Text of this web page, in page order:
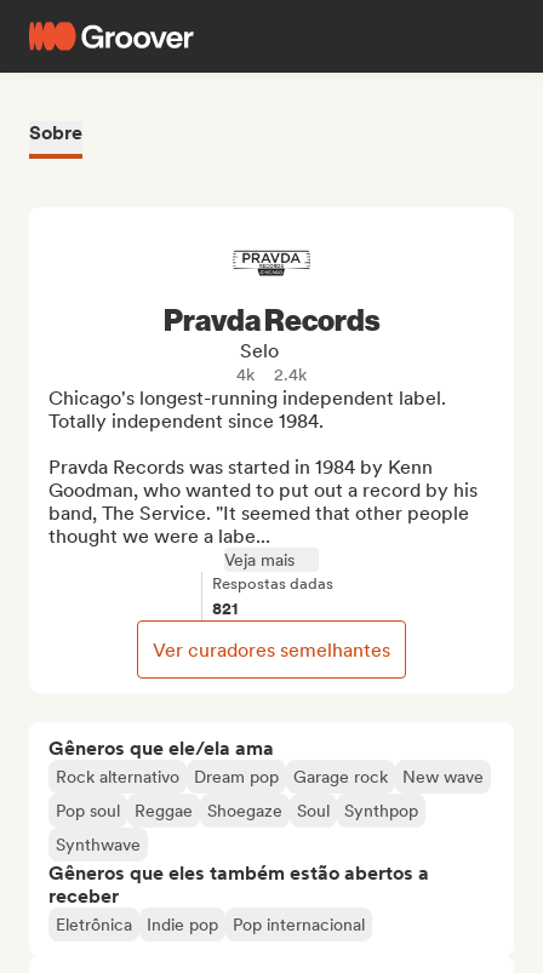
Sobre
Gêneros que ele/ela ama
Rock alternativo Dream pop Garage rock
New wave
Pop soul
Reggae Shoegaze Soul
Synthpop
Synthwave
Gêneros que eles também estão abertos a
receber
Eletrônica Indie pop Pop internacional
Pravda Records
Selo
4k 2.4k
Chicago's longest-running independent label.
Totally independent since 1984.
Pravda Records was started in 1984 by Kenn
Goodman, who wanted to put out a record by his
band, The Service. "It seemed that other people
thought we were a labe...
Veja mais
Respostas dadas
821
Ver curadores semelhantes